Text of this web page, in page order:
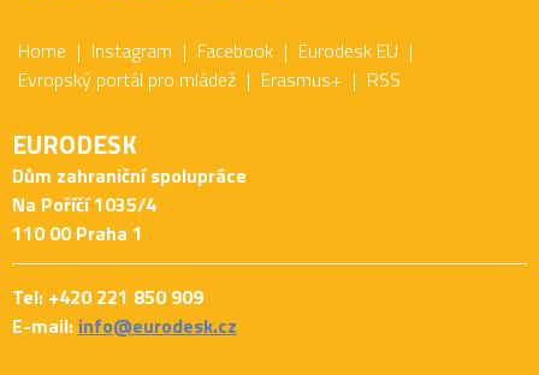
Home Instagram Facebook
Eurodesk EU
Evropský portál pro mládež
Erasmus+ RSS
EURODESK
Dům zahraniční spolupráce
Na Poříčí 1035/4
110 00 Praha 1
Tel: +420 221 850 909
E-mail: info@eurodesk.cz